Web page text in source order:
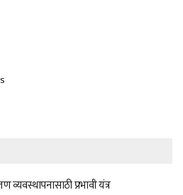
व्यवस्थापनासाठी प्रभावी यंत्र